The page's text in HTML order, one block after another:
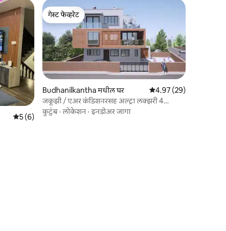
5 पैकी 5 सरासरी रेटिंग, 6 रिव्ह्यूज
5 (6)
गेस्ट फेव्हरेट
गेस्ट फेव्हरेट
Budhanilkantha मधील घर 5 पैकी 4.97 सरासरी रेटिंग,
4.97 (29)
जकूझी / एअर कंडिशनरसह अल्ट्रा लक्झरी 4
बेडरूमचे घर
कुटुंब·लोकेशन ·इनडोअर जागा